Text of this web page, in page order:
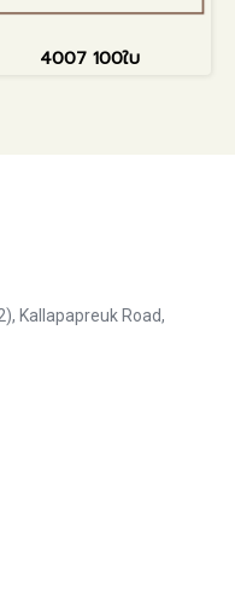
4007 100ใบ
Kallapapreuk Road,